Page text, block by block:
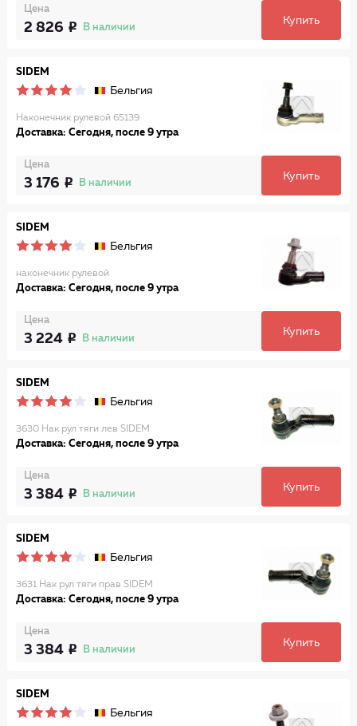
Цена
2 826 В наличии
Купить
SIDEM
Бельгия
Наконечник рулевой 65139
Доставка: Сегодня, после 9 утра
Цена
3 176 В наличии
Купить
SIDEM
Бельгия
наконечник рулевой
Доставка: Сегодня, после 9 утра
Цена
3 224 В наличии
Купить
SIDEM
Бельгия
3630 Нак рул тяги лев SIDEM
Доставка: Сегодня, после 9 утра
Цена
3 384 В наличии
Купить
SIDEM
Бельгия
3631 Нак рул тяги прав SIDEM
Доставка: Сегодня, после 9 утра
Цена
3 384 В наличии
Купить
SIDEM
Бельгия